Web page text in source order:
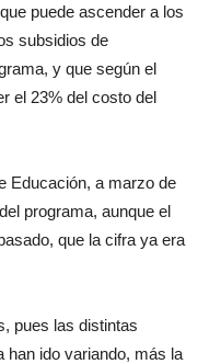
puede ascender a los
subsidios de
y que según el
el 23% del costo del
Educación, a marzo de
programa, aunque el
que la cifra ya era
pues las distintas
han ido variando, más la